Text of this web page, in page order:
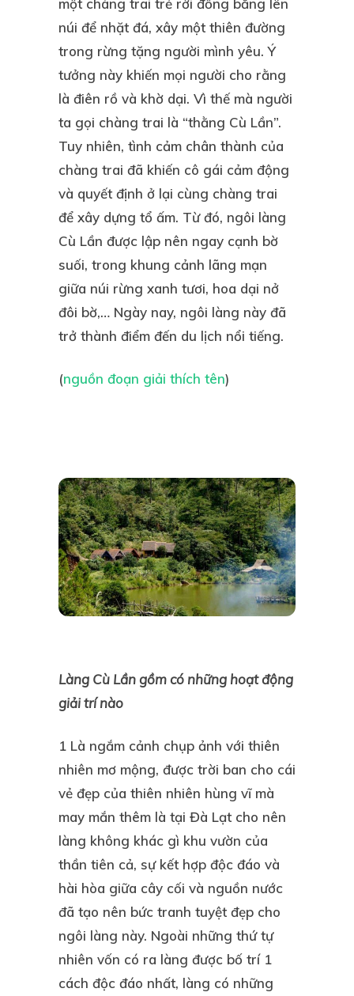
một chàng trai trẻ rời đồng bằng lên
núi để nhặt đá, xây một thiên đường
trong rừng tặng người mình yêu. Ý
tưởng này khiến mọi người cho rằng
là điên rồ và khờ dại. Vì thế mà người
ta gọi chàng trai là “thằng Cù Lần”.
Tuy nhiên, tình cảm chân thành của
chàng trai đã khiến cô gái cảm động
và quyết định ở lại cùng chàng trai
để xây dựng tổ ấm. Từ đó, ngôi làng
Cù Lần được lập nên ngay cạnh bờ
suối, trong khung cảnh lãng mạn
giữa núi rừng xanh tươi, hoa dại nở
đôi bờ,… Ngày nay, ngôi làng này đã
trở thành điểm đến du lịch nổi tiếng.
(nguồn đoạn giải thích tên)
Làng Cù Lần gồm có những hoạt động
giải trí nào
1 Là ngắm cảnh chụp ảnh với thiên
nhiên mơ mộng, được trời ban cho cái
vẻ đẹp của thiên nhiên hùng vĩ mà
may mắn thêm là tại Đà Lạt cho nên
làng không khác gì khu vườn của
thần tiên cả, sự kết hợp độc đáo và
hài hòa giữa cây cối và nguồn nước
đã tạo nên bức tranh tuyệt đẹp cho
ngôi làng này. Ngoài những thứ tự
nhiên vốn có ra làng được bố trí 1
cách độc đáo nhất, làng có những